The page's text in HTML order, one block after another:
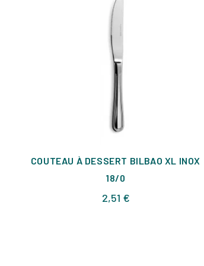
COUTEAU À DESSERT BILBAO XL INOX
18/0
2,51 €Prix